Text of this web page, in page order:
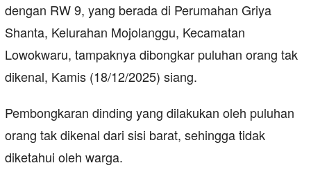
dengan RW 9, yang berada di Perumahan Griya
Shanta, Kelurahan Mojolanggu, Kecamatan
Lowokwaru, tampaknya dibongkar puluhan orang tak
dikenal, Kamis (18/12/2025) siang.
Pembongkaran dinding yang dilakukan oleh puluhan
orang tak dikenal dari sisi barat, sehingga tidak
diketahui oleh warga.